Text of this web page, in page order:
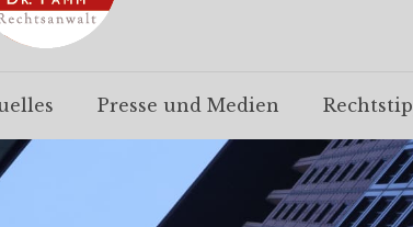
Presse und Medien